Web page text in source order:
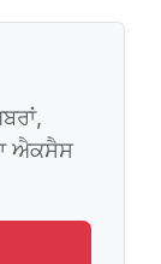
ਐਕਸੈਸ